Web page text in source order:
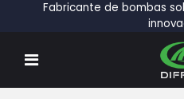
Fabricante de bombas